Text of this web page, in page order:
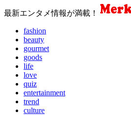
最新エンタメ情報が満載！
fashion
beauty
gourmet
goods
life
love
quiz
entertainment
trend
culture